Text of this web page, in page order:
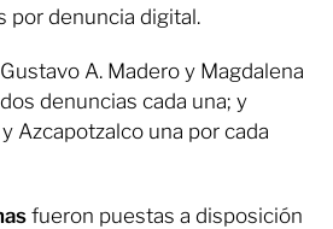
por denuncia digital.
A. Madero y Magdalena
denuncias cada una; y
Azcapotzalco una por cada
fueron puestas a disposición